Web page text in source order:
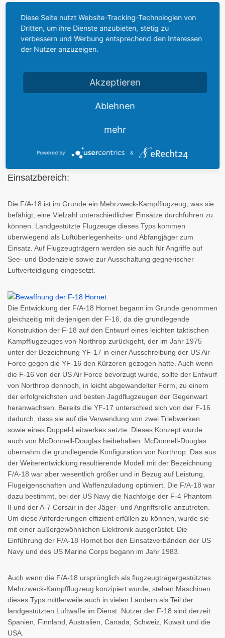
Spanische Bezeichnung:
Wie auch in Kanada tragen alle 60 Maschinen der F/A-18A und
12 Maschinen der F/A-18B einheimische Bezeichnungen. Als EF-
C-15
Einsatzbereich:
Die F/A-18 ist im Grunde ein Mehrzweck-Kampfflugzeug, was sie
befähigt, eine Vielzahl unterschiedlicher Einsätze durchführen zu
können. Landgestützte Flugzeuge dieses Typs kommen
überwiegend als Luftüberlegenheits- und Abfangjäger zum
Einsatz. Auf Flugzeugträgern werden sie auch für Angriffe auf
See- und Bodenziele sowie zur Ausschaltung gegnerischer
Luftverteidigung eingesetzt.
Die Entwicklung der F/A-18 Hornet begann im Grunde genommen
gleichzeitig mit derjenigen der F-16, da die grundlegende
Konstruktion der F-18 auf den Entwurf eines leichten taktischen
Kampfflugzeuges von Northrop zurückgeht, der im Jahr 1975
unter der Bezeichnung YF-17 in einer Ausschreibung der US Air
Force gegen die YF-16 den Kürzeren gezogen hatte. Auch wenn
die F-16 von der US Air Force bevorzugt wurde, sollte der Entwurf
von Northrop dennoch, in leicht abgewandelter Form, zu einem
der erfolgreichsten und besten Jagdflugzeugen der Gegenwart
heranwachsen. Bereits die YF-17 unterschied sich von der F-16
dadurch, dass sie auf die Verwendung von zwei Triebwerken
sowie eines Doppel-Leitwerkes setzte. Dieses Konzept wurde
auch von McDonnell-Douglas beibehalten. McDonnell-Douglas
übernahm die grundlegende Konfiguration von Northrop. Das aus
der Weiterentwicklung resultierende Modell mit der Bezeichnung
F/A-18 war aber wesentlich größer und in Bezug auf Leistung,
Flugeigenschaften und Waffenzuladung optimiert. Die F/A-18 war
dazu bestimmt, bei der US Navy die Nachfolge der F-4 Phantom
II und der A-7 Corsair in der Jäger- und Angriffsrolle anzutreten.
Um diese Anforderungen effizient erfüllen zu können, wurde sie
mit einer außergewöhnlichen Elektronik ausgerüstet. Die
Einführung der F/A-18 Hornet bei den Einsatzverbänden der US
Navy und des US Marine Corps begann im Jahr 1983.
Auch wenn die F/A-18 ursprünglich als flugzeugträgergestütztes
Mehrzweck-Kampfflugzeug konzipiert wurde, stehen Maschinen
dieses Typs mittlerweile auch in vielen Ländern als Teil der
landgestützten Luftwaffe im Dienst. Nutzer der F-18 sind derzeit:
Spanien, Finnland, Australien, Canada, Schweiz, Kuwait und die
USA.
Diese Seite nutzt Website-Tracking-Technologien von
Dritten, um ihre Dienste anzubieten, stetig zu
verbessern und Werbung entsprechend den Interessen
der Nutzer anzuzeigen.
Akzeptieren
Ablehnen
mehr
Powered by &